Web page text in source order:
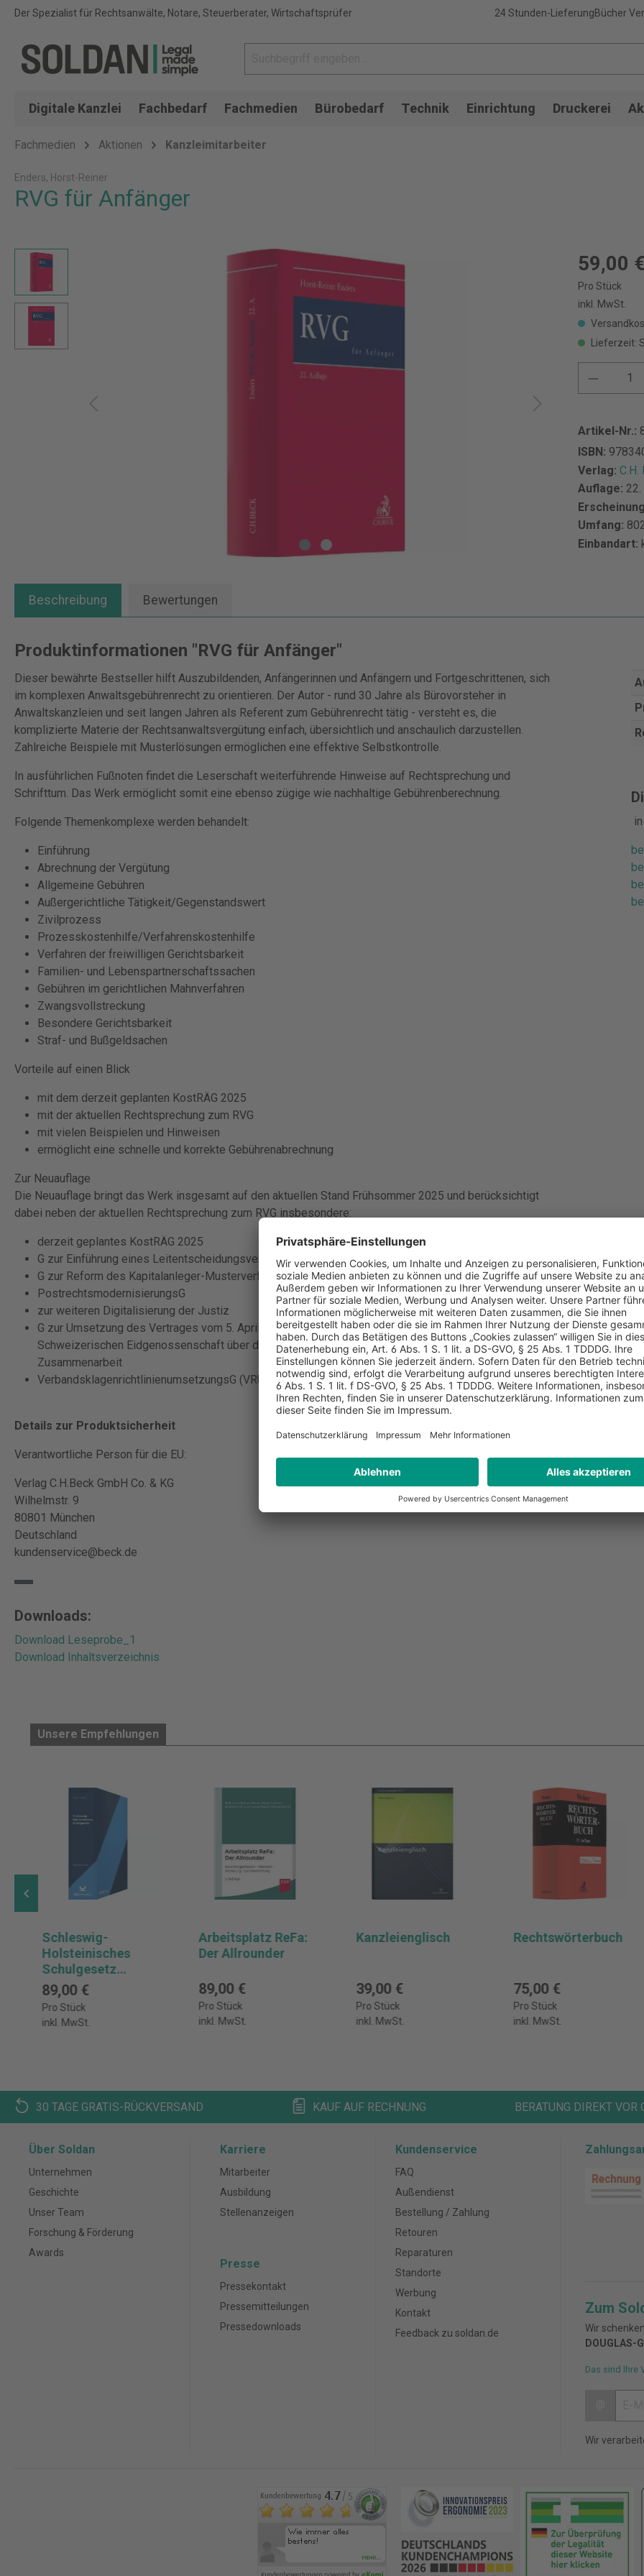
Der Spezialist für Rechtsanwälte, Notare, Steuerberater, Wirtschaftsprüfer 24 Stunden-LieferungBücher
Digitale Kanzlei Fachbedarf Fachmedien Bürobedarf Technik Einrichtung Druckerei
Fachmedien Aktionen Kanzleimitarbeiter
Enders, Horst-Reiner
RVG für Anfänger
59,00
Pro Stück
inkl. MwSt.
Lieferzeit:
Artikel-Nr.:
ISBN:
Verlag: C.H.
Auflage:
Umfang:
Einbandart:
Beschreibung Bewertungen
Produktinformationen "RVG für Anfänger"
Dieser bewährte Bestseller hilft Auszubildenden, Anfängerinnen und Anfängern und Fortgeschrittenen, sich
im komplexen Anwaltsgebührenrecht zu orientieren. Der Autor - rund 30 Jahre als Bürovorsteher in
Anwaltskanzleien und seit langen Jahren als Referent zum Gebührenrecht tätig - versteht es, die
komplizierte Materie der Rechtsanwaltsvergütung einfach, übersichtlich und anschaulich darzustellen.
Zahlreiche Beispiele mit Musterlösungen ermöglichen eine effektive Selbstkontrolle.
In ausführlichen Fußnoten findet die Leserschaft weiterführende Hinweise auf Rechtsprechung und
Schrifttum. Das Werk ermöglicht somit eine ebenso zügige wie nachhaltige Gebührenberechnung.
Folgende Themenkomplexe werden behandelt:
Einführung
Abrechnung der Vergütung
Allgemeine Gebühren
Außergerichtliche Tätigkeit/Gegenstandswert
Zivilprozess
Prozesskostenhilfe/Verfahrenskostenhilfe
Verfahren der freiwilligen Gerichtsbarkeit
Familien- und Lebenspartnerschaftssachen
Gebühren im gerichtlichen Mahnverfahren
Zwangsvollstreckung
Besondere Gerichtsbarkeit
Straf- und Bußgeldsachen
Vorteile auf einen Blick
mit dem derzeit geplanten KostRÄG 2025
mit der aktuellen Rechtsprechung zum RVG
mit vielen Beispielen und Hinweisen
ermöglicht eine schnelle und korrekte Gebührenabrechnung
Zur Neuauflage
Die Neuauflage bringt das Werk insgesamt auf den aktuellen Stand Frühsommer 2025 und berücksichtigt
dabei neben der aktuellen Rechtsprechung zum RVG insbesondere:
derzeit geplantes KostRÄG 2025
G zur Einführung eines Leitentscheidungsverfahrens beim BGH
G zur Reform des Kapitalanleger-MusterverfahrensG
PostrechtsmodernisierungsG
zur weiteren Digitalisierung der Justiz
G zur Umsetzung des Vertrages vom 5. April 2022 zwischen der Bundesrepublik Deutschland und der
Schweizerischen Eidgenossenschaft über die grenzüberschreitende polizeiliche und justizielle
Zusammenarbeit
VerbandsklagenrichtlinienumsetzungsG (VRUG)
Details zur Produktsicherheit
Verantwortliche Person für die EU:
Verlag C.H.Beck GmbH Co. & KG
Wilhelmstr. 9
80801 München
Deutschland
kundenservice@beck.de
Downloads:
Download Leseprobe_1
Download Inhaltsverzeichnis
Unsere Empfehlungen
Schleswig-
Holsteinisches
Schulgesetz
(SchulG) - mit
Fortsetzungsbezu
g
89,00 €
Pro Stück
inkl. MwSt.
Arbeitsplatz ReFa:
Der Allrounder
89,00 €
Pro Stück
inkl. MwSt.
Kanzleienglisch
39,00 €
Pro Stück
inkl. MwSt.
Rechtswörterbuch
75,00 €
Pro Stück
inkl. MwSt.
30 TAGE GRATIS-RÜCKVERSAND KAUF AUF RECHNUNG BERATUNG DIREKT VOR
Über Soldan
Unternehmen
Geschichte
Unser Team
Forschung & Förderung
Awards
Karriere
Mitarbeiter
Ausbildung
Stellenanzeigen
Presse
Pressekontakt
Pressemitteilungen
Pressedownloads
Kundenservice
FAQ
Außendienst
Bestellung / Zahlung
Retouren
Reparaturen
Standorte
Werbung
Kontakt
Feedback zu soldan.de
Zum
Wir
DOUGLAS-
Das sind Ihre
Wir